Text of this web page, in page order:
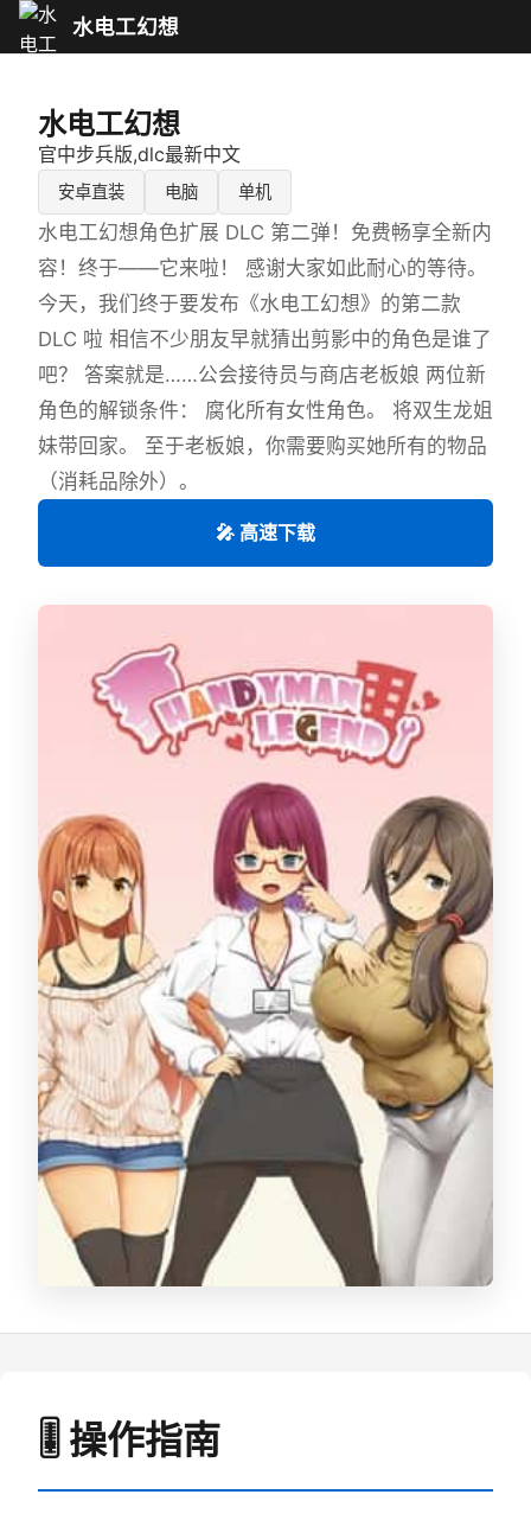
水电工幻想
水电工幻想
官中步兵版,dlc最新中文
安卓直装 电脑 单机
水电工幻想角色扩展 DLC 第二弹！免费畅享全新内
容！终于——它来啦！ 感谢大家如此耐心的等待。
今天，我们终于要发布《水电工幻想》的第二款
DLC 啦 相信不少朋友早就猜出剪影中的角色是谁了
吧？ 答案就是……公会接待员与商店老板娘 两位新
角色的解锁条件： 腐化所有女性角色。 将双生龙姐
妹带回家。 至于老板娘，你需要购买她所有的物品
（消耗品除外）。
🎤 高速下载
🎚️ 操作指南